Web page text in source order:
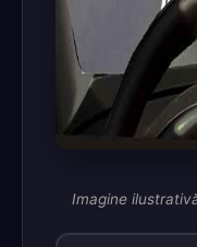
Imagine